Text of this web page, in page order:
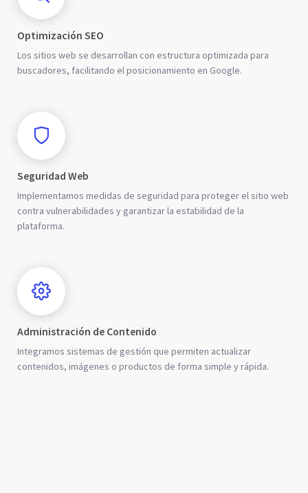
Optimización SEO
Los sitios web se desarrollan con estructura optimizada para
buscadores, facilitando el posicionamiento en Google.
Seguridad Web
Implementamos medidas de seguridad para proteger el sitio web
contra vulnerabilidades y garantizar la estabilidad de la
plataforma.
Administración de Contenido
Integramos sistemas de gestión que permiten actualizar
contenidos, imágenes o productos de forma simple y rápida.